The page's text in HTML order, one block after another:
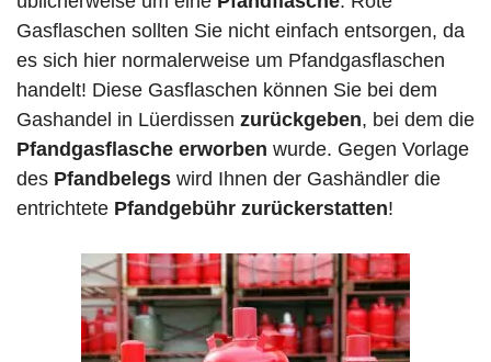
Gasflaschen sollten Sie nicht einfach entsorgen, da
es sich hier normalerweise um Pfandgasflaschen
handelt! Diese Gasflaschen können Sie bei dem
Gashandel in Lüerdissen zurückgeben, bei dem die
Pfandgasflasche erworben wurde. Gegen Vorlage
des Pfandbelegs wird Ihnen der Gashändler die
entrichtete Pfandgebühr zurückerstatten!